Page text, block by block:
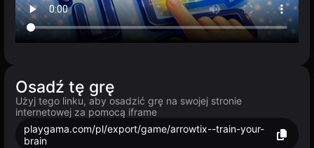
Osadź tę grę
Użyj tego linku, aby osadzić grę na swojej stronie
internetowej za pomocą iframe
playgama.com/pl/export/game/arrowtix--train-your-
brain